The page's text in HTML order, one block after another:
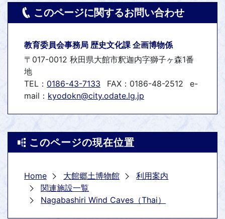
このページに関するお問い合わせ
教育委員会事務局 歴史文化課 企画博物係
〒017-0012 秋田県大館市釈迦内字獅子ヶ森1番
地
TEL： 0186-43-7133 FAX：0186-48-2512
e-
mail： kyodokn@city.odate.lg.jp
このページの現在位置
Home 大館郷土博物館
利用案内
関連施設一覧
Nagabashiri Wind Caves（Thai）